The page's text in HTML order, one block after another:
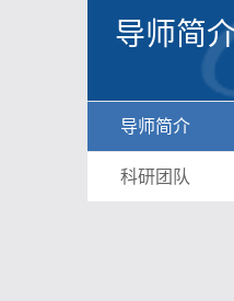
导师简
导师简介
科研团队